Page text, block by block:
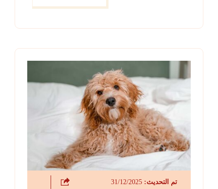
الوجه أو الرأس أو الرقبة أو الذيل.
تم التحديث: